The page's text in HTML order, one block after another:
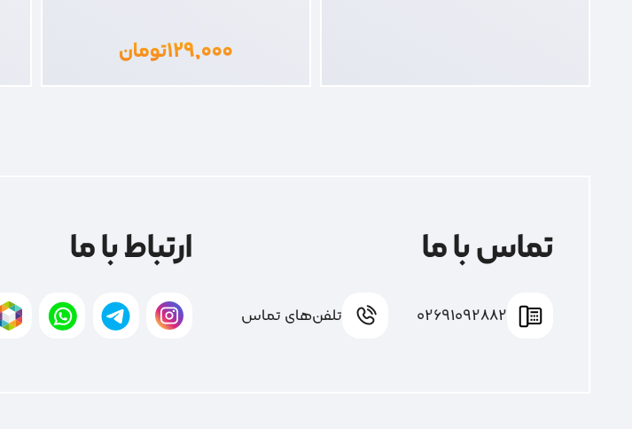
۱۲۹,۰۰۰تومان
تماس با ما
02691092882 تلفن‌های تماس
ارتباط با ما